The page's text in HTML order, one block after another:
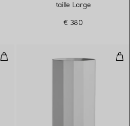
taille Large
€ 380
Vase fuselé en porcelaine, Style